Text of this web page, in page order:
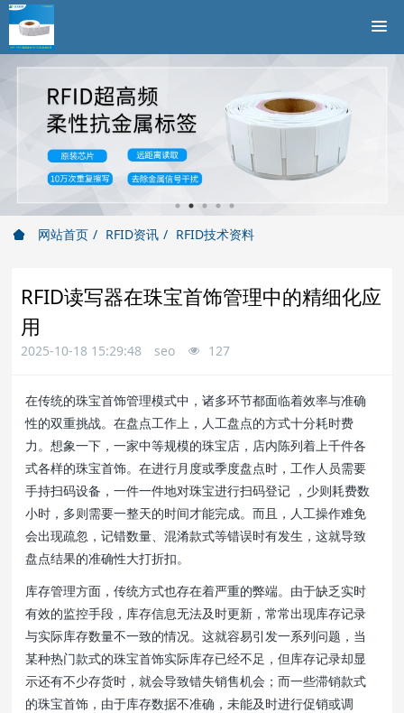
网站首页 RFID资讯 RFID技术资料
RFID读写器在珠宝首饰管理中的精细化应
用
2025-10-18 15:29:48 seo 127
在传统的珠宝首饰管理模式中，诸多环节都面临着效率与准确
性的双重挑战。在盘点工作上，人工盘点的方式十分耗时费
力。想象一下，一家中等规模的珠宝店，店内陈列着上千件各
式各样的珠宝首饰。在进行月度或季度盘点时，工作人员需要
手持扫码设备，一件一件地对珠宝进行扫码登记 ，少则耗费数
小时，多则需要一整天的时间才能完成。而且，人工操作难免
会出现疏忽，记错数量、混淆款式等错误时有发生，这就导致
盘点结果的准确性大打折扣。
库存管理方面，传统方式也存在着严重的弊端。由于缺乏实时
有效的监控手段，库存信息无法及时更新，常常出现库存记录
与实际库存数量不一致的情况。这就容易引发一系列问题，当
某种热门款式的珠宝首饰实际库存已经不足，但库存记录却显
示还有不少存货时，就会导致错失销售机会；而一些滞销款式
的珠宝首饰，由于库存数据不准确，未能及时进行促销或调